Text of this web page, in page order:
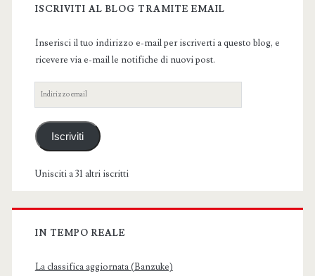
Sidebar
ISCRIVITI AL BLOG TRAMITE EMAIL
Inserisci il tuo indirizzo e-mail per iscriverti a questo blog, e
ricevere via e-mail le notifiche di nuovi post.
Indirizzo
email
Iscriviti
Unisciti a 31 altri iscritti
IN TEMPO REALE
La classifica aggiornata (Banzuke)